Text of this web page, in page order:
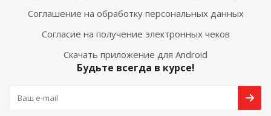
Соглашение на обработку персональных данных
Согласие на получение электронных чеков
Скачать приложение для Android
Будьте всегда в курсе!